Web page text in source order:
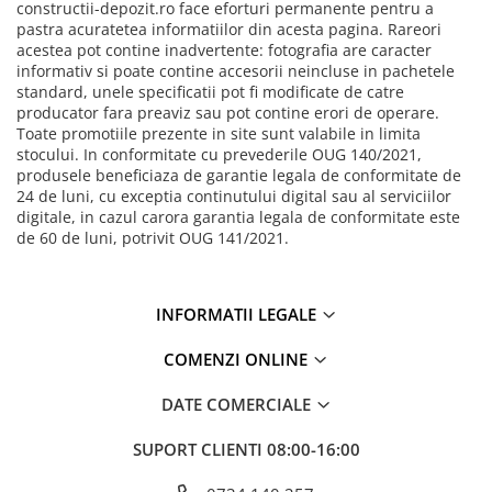
constructii-depozit.ro face eforturi permanente pentru a
pastra acuratetea informatiilor din acesta pagina. Rareori
acestea pot contine inadvertente: fotografia are caracter
informativ si poate contine accesorii neincluse in pachetele
standard, unele specificatii pot fi modificate de catre
producator fara preaviz sau pot contine erori de operare.
Toate promotiile prezente in site sunt valabile in limita
stocului. In conformitate cu prevederile OUG 140/2021,
produsele beneficiaza de garantie legala de conformitate de
24 de luni, cu exceptia continutului digital sau al serviciilor
digitale, in cazul carora garantia legala de conformitate este
de 60 de luni, potrivit OUG 141/2021.
INFORMATII LEGALE
COMENZI ONLINE
DATE COMERCIALE
SUPORT CLIENTI 08:00-16:00